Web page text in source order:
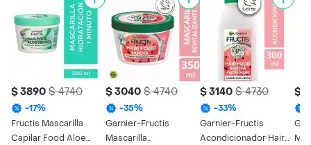
$ 3890 $ 4740
-17%
Fructis Mascarilla
Capilar Food Aloe
$ 3040 $ 4740
-35%
Garnier-Fructis
Mascarilla
$ 3140 $ 4730
-33%
Garnier-Fructis
Acondicionador Hair
$